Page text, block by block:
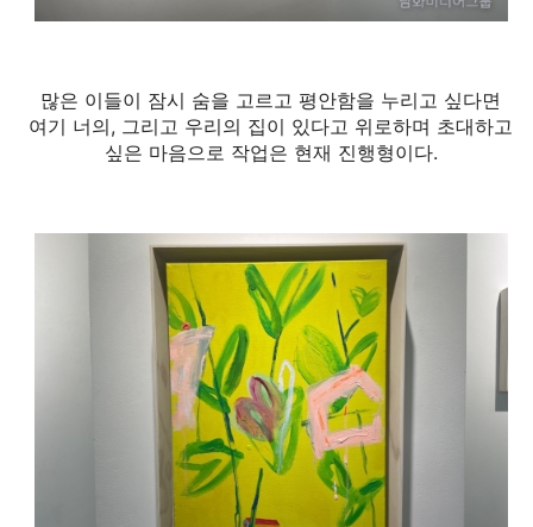
많은 이들이 잠시 숨을 고르고 평안함을 누리고 싶다면
여기 너의, 그리고 우리의 집이 있다고 위로하며 초대하고
싶은 마음으로 작업은 현재 진행형이다.